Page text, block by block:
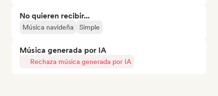
No quieren recibir...
Música navideña Simple
Música generada por IA
Rechaza música generada por IA